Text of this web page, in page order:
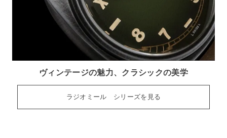
ヴィンテージの魅力、クラシックの美学
ラジオミール シリーズを見る